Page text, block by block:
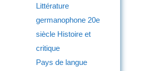
Littérature
germanophone 20e
siècle Histoire et
critique
Pays de langue